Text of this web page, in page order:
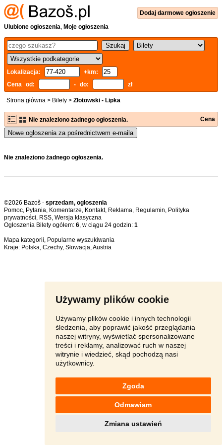
Używamy plików cookie
Używamy plików cookie i innych technologii
śledzenia, aby poprawić jakość przeglądania
naszej witryny, wyświetlać spersonalizowane
treści i reklamy, analizować ruch w naszej
witrynie i wiedzieć, skąd pochodzą nasi
użytkownicy.
Zgoda
Odmawiam
Zmiana ustawień
Dodaj darmowe ogłoszenie
Ulubione ogłoszenia, Moje ogłoszenia
Lokalizacja:
+km:
Cena od:
- do: zł
Strona główna > Bilety > Złotowski - Lipka
Nie znaleziono żadnego ogłoszenia. Cena
Nowe ogłoszenia za pośrednictwem e-maila
Nie znaleziono żadnego ogłoszenia.
©2026 Bazoš - sprzedam, ogłoszenia
Pomoc, Pytania, Komentarze, Kontakt, Reklama, Regulamin, Polityka
prywatności, RSS,
Ogłoszenia Bilety ogółem: 6, w ciągu 24 godzin: 1
Mapa kategorii, Popularne wyszukiwania
Kraje: Polska, Czechy, Słowacja,Austria